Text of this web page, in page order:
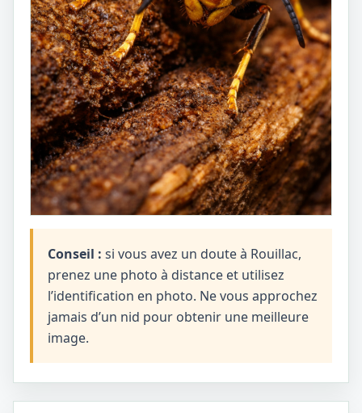
Conseil : si vous avez un doute à Rouillac,
prenez une photo à distance et utilisez
l’identification en photo. Ne vous approchez
jamais d’un nid pour obtenir une meilleure
image.